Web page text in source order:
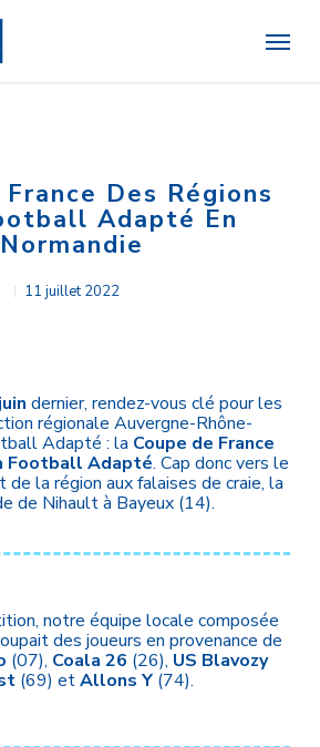
Menu
Des Régions
Adapté En
Normandie
11 juillet 2022
dernier, rendez-vous clé pour les
régionale Auvergne-Rhône-
Adapté : la Coupe de France
Football Adapté. Cap donc vers le
de la région aux falaises de craie, la
de Nihault à Bayeux (14).
notre équipe locale composée
des joueurs en provenance de
(07), Coala 26 (26), US Blavozy
(69) etAllons Y(74).